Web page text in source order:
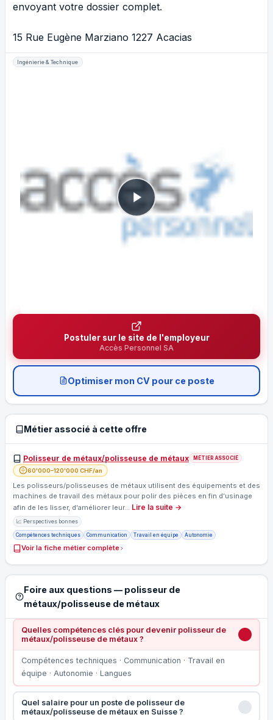
envoyant votre dossier complet.
15 Rue Eugène Marziano 1227 Acacias
Ingénierie & Technique
Postuler sur le site de l'employeur
Accès Personnel SA
Optimiser mon CV pour ce poste
Métier associé à cette offre
Polisseur de métaux/polisseuse de métaux MÉTIER ASSOCIÉ
60'000–120'000 CHF/an
Les polisseurs/polisseuses de métaux utilisent des équipements et des
machines de travail des métaux pour polir des pièces en fin d’usinage
afin de les lisser, d’améliorer leur… Lire la suite →
📈 Perspectives bonnes
Compétences techniques Communication Travail en équipe Autonomie
Voir la fiche métier complète
Foire aux questions — polisseur de
métaux/polisseuse de métaux
Quelles compétences clés pour devenir polisseur de
métaux/polisseuse de métaux ?
Compétences techniques · Communication · Travail en
équipe · Autonomie · Langues
Quel salaire pour un poste de polisseur de
métaux/polisseuse de métaux en Suisse ?